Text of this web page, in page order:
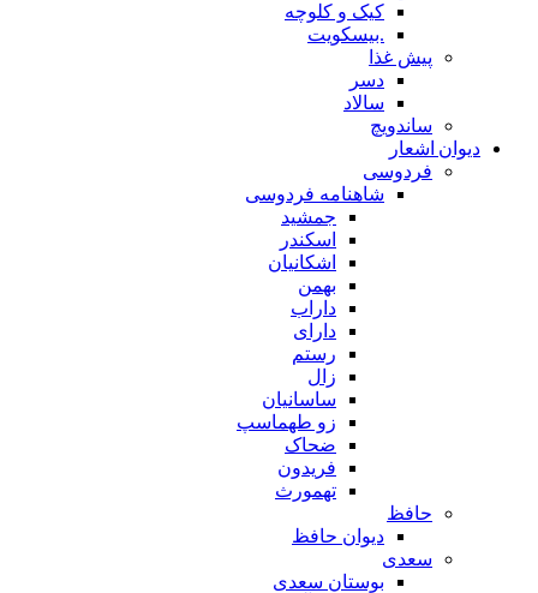
کیک و کلوچه
.بیسکویت
پیش غذا
دسر
سالاد
ساندویچ
دیوان اشعار
فردوسی
شاهنامه فردوسی
جمشید
اسکندر
اشکانیان
بهمن
داراب
دارای
رستم
زال
ساسانیان
زو طهماسپ‏
ضحاک
فریدون
تهمورث
حافظ
دیوان حافظ
سعدی
بوستان سعدی